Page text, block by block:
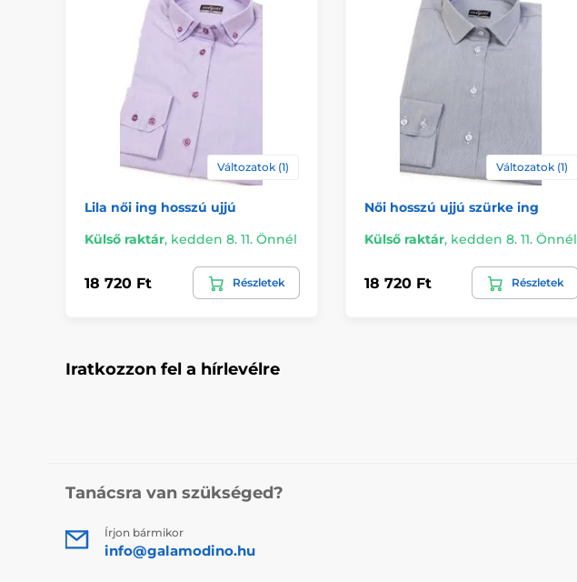
Változatok (1)
Lila női ing hosszú ujjú
Külső raktár, kedden 8. 11. Önnél
18 720 Ft Részletek
Változatok (1)
Női hosszú ujjú szürke ing
Külső raktár, kedden 8. 11. Önnél
18 720 Ft Részletek
Iratkozzon fel a hírlevélre
Tanácsra van szükséged?
Írjon bármikor
info@galamodino.hu